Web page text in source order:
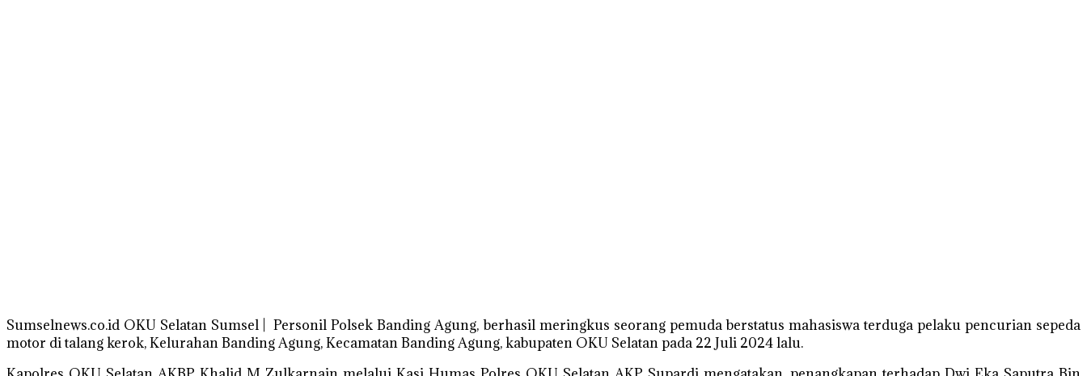
Sumselnews.co.id OKU Selatan Sumsel | Personil Polsek Banding Agung, berhasil meringkus seorang pemuda berstatus mahasiswa terduga pelaku pencurian sepeda
motor di talang kerok, Kelurahan Banding Agung, Kecamatan Banding Agung, kabupaten OKU Selatan pada 22 Juli 2024 lalu.